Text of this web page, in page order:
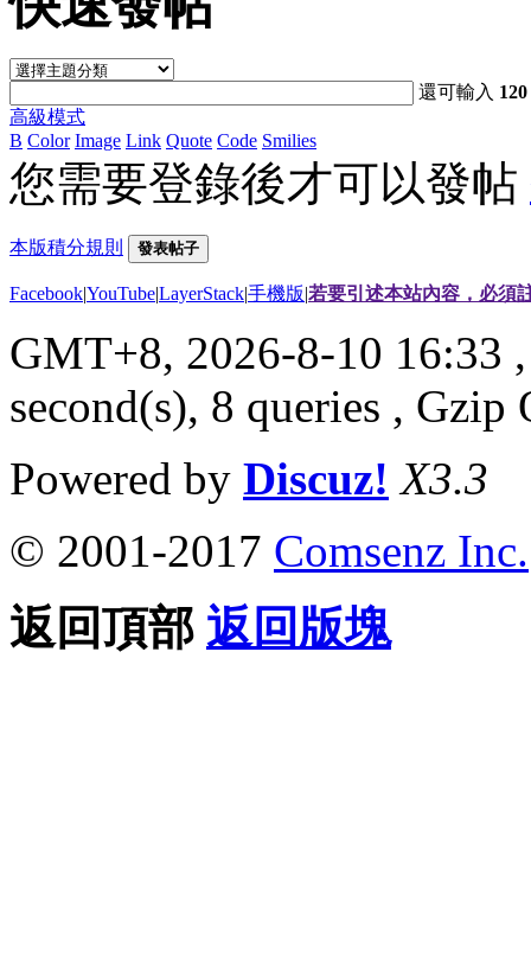
還可輸入 120
高級模式
B Color Image Link Quote Code Smilies
您需要登錄後才可以發帖
本版積分規則 發表帖子
Facebook|YouTube|LayerStack|手機版|若要引述本站內容，必須
GMT+8, 2026-8-10 16:33
second(s), 8 queries , Gzip
Powered by Discuz! X3.3
© 2001-2017 Comsenz Inc.
返回頂部 返回版塊